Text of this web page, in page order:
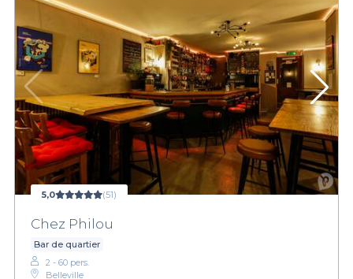
5,0 (51)
Chez Philou
Bar de quartier
2 - 60 pers.
Belleville